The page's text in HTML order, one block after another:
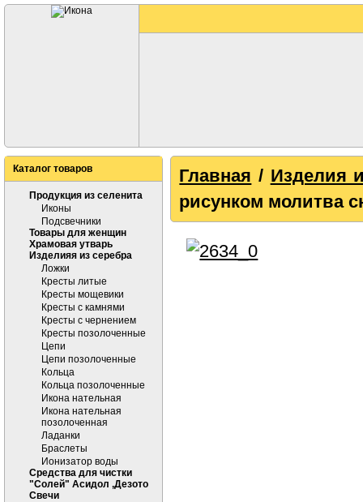
Каталог товаров
Продукция из селенита
Иконы
Подсвечники
Товары для женщин
Храмовая утварь
Изделияя из серебра
Ложки
Кресты литые
Кресты мощевики
Кресты с камнями
Кресты с чернением
Кресты позолоченные
Цепи
Цепи позолоченные
Кольца
Кольца позолоченные
Икона нательная
Икона нательная
позолоченная
Ладанки
Браслеты
Ионизатор воды
Средства для чистки
"Солей" Асидол ,Дезото
Cвечи
Главная / Изделия
рисунком молитва